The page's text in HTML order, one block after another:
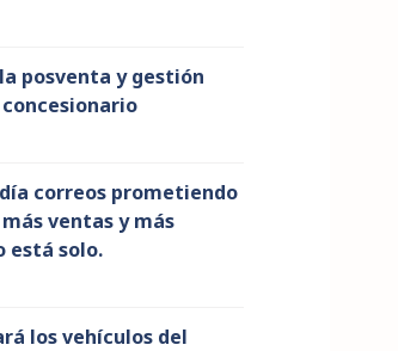
posventa y gestión
correos prometiendo
ventas y más
está solo.
los vehículos del